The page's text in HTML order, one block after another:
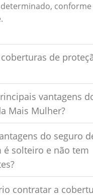
conforme
de
vantagens
Mais Mulher?
do seguro
é solteiro e não tem
contratar a